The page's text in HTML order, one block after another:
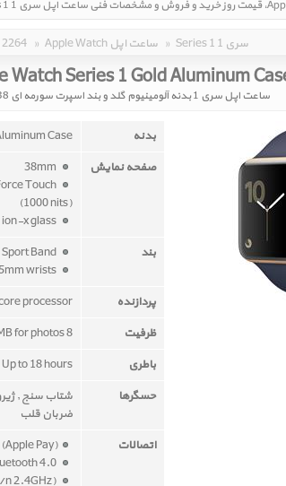
2264 » Apple Watch ساعت اپل » Series 1 سری 1
ساعت اپل سری 1 بدنه آلومینیوم گلد و بند اسپرت سورمه ای 38 میلیمتر
بدنه
Case
صفحه نمایش
Touch
(1000 nits)
بند
پردازنده
processor
ظرفیت
8 GB - 2 GB for music , 75 MB for photos
باطری
Up to 18 hours
حسگرها
شتاب سنج ,
ضربان قلب
اتصالات
Pay)